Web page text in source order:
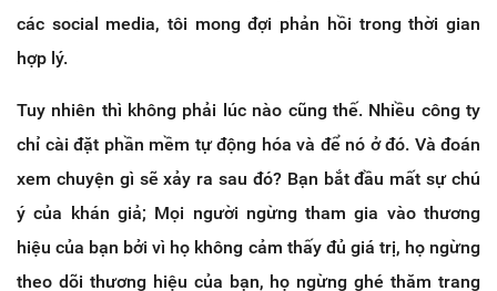
các social media, tôi mong đợi phản hồi trong thời gian
hợp lý.
Tuy nhiên thì không phải lúc nào cũng thế. Nhiều công ty
chỉ cài đặt phần mềm tự động hóa và để nó ở đó. Và đoán
xem chuyện gì sẽ xảy ra sau đó? Bạn bắt đầu mất sự chú
ý của khán giả; Mọi người ngừng tham gia vào thương
hiệu của bạn bởi vì họ không cảm thấy đủ giá trị, họ ngừng
theo dõi thương hiệu của bạn, họ ngừng ghé thăm trang